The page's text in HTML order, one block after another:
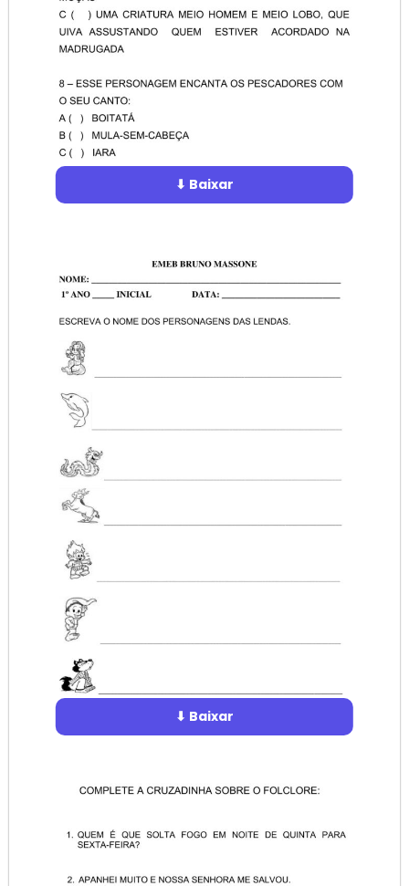
⬇ Baixar
⬇ Baixar